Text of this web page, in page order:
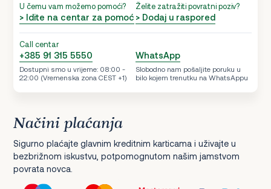
U čemu vam možemo pomoći?
> Idite na centar za pomoć
Želite zatražiti povratni poziv?
> Dodaj u raspored
Call centar
+385 91 315 5550
Dostupni smo u vrijeme: 08:00 -
22:00 (Vremenska zona CEST +1)
WhatsApp
Slobodno nam pošaljite poruku u
bilo kojem trenutku na WhatsAppu
Načini plaćanja
Sigurno plaćajte glavnim kreditnim karticama i uživajte u
bezbrižnom iskustvu, potpomognutom našim jamstvom
povrata novca.